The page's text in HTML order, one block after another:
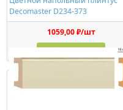
Decomaster D234-373
1059,00 ₽/шт
Купить